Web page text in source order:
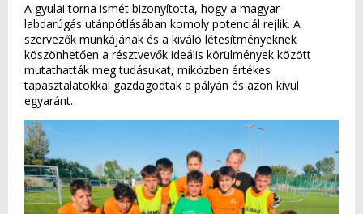
A gyulai torna ismét bizonyította, hogy a magyar
labdarúgás utánpótlásában komoly potenciál rejlik. A
szervezők munkájának és a kiváló létesítményeknek
köszönhetően a résztvevők ideális körülmények között
mutathatták meg tudásukat, miközben értékes
tapasztalatokkal gazdagodtak a pályán és azon kívül
egyaránt.